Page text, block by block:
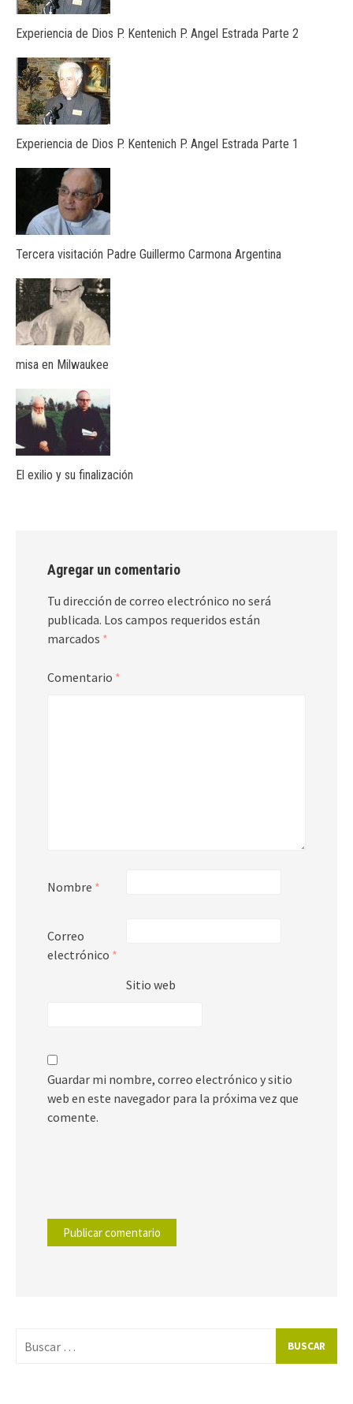
Experiencia de Dios P. Kentenich P. Angel Estrada Parte 2
Experiencia de Dios P. Kentenich P. Angel Estrada Parte 1
Tercera visitación Padre Guillermo Carmona Argentina
misa en Milwaukee
El exilio y su finalización
Agregar un comentario
Tu dirección de correo electrónico no será
publicada. Los campos requeridos están
marcados *
Comentario *
Nombre *
Correo
electrónico *
Sitio web
Guardar mi nombre, correo electrónico y sitio
web en este navegador para la próxima vez que
comente.
por: